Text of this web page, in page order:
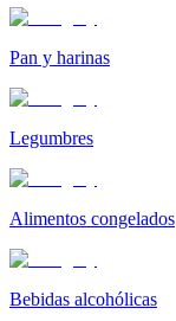
Pan y harinas
Legumbres
Alimentos congelados
Bebidas alcohólicas